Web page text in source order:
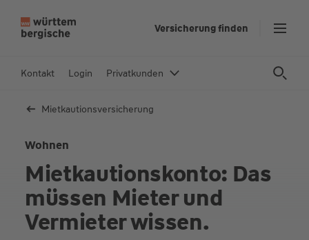
In
Versicherung finden
Kontakt Login Privatkunden
Mietkautions­versicherung
Wohnen
Mietkautionskonto: Das
müssen Mieter und
Vermieter wissen.